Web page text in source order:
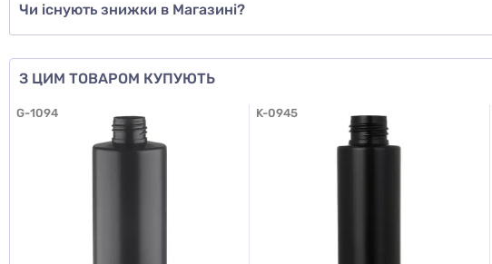
Чи існують знижки в Магазині?
З ЦИМ ТОВАРОМ КУПУЮТЬ
G-1094 K-0945